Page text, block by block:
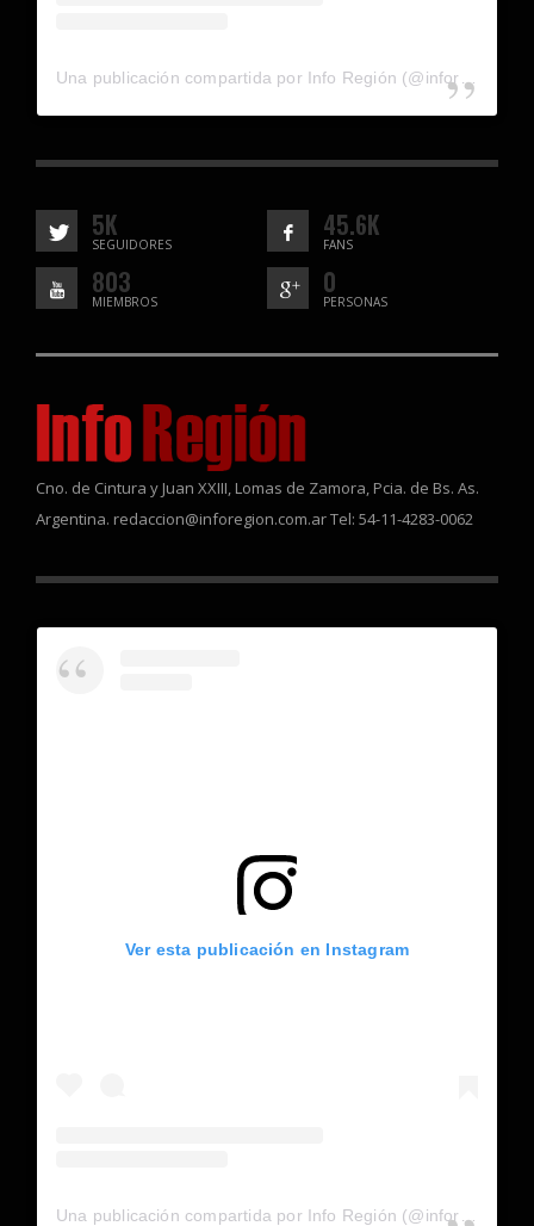
Una publicación compartida por Info Región (@inforegion_redes)
5K
SEGUIDORES
45.6K
FANS
803
MIEMBROS
0
PERSONAS
Cno. de Cintura y Juan XXIII, Lomas de Zamora, Pcia. de Bs. As.
Argentina. redaccion@inforegion.com.ar Tel: 54-11-4283-0062
Ver esta publicación en Instagram